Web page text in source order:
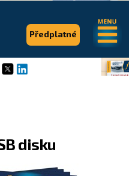
disku
Předplatné
.